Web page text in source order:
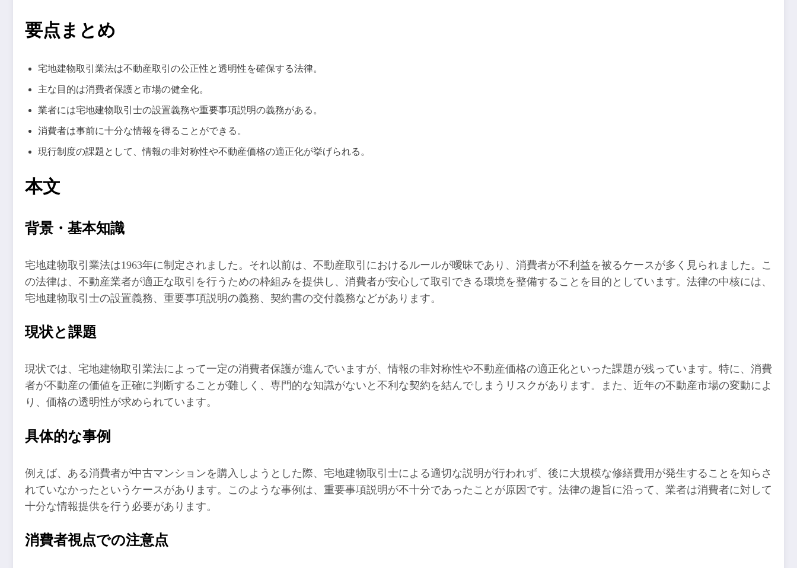
要点まとめ
宅地建物取引業法は不動産取引の公正性と透明性を確保する法律。
主な目的は消費者保護と市場の健全化。
業者には宅地建物取引士の設置義務や重要事項説明の義務がある。
消費者は事前に十分な情報を得ることができる。
現行制度の課題として、情報の非対称性や不動産価格の適正化が挙げられる。
本文
背景・基本知識
宅地建物取引業法は1963年に制定されました。それ以前は、不動産取引におけるルールが曖昧であり、消費者が不利益を被るケースが多く見られました。こ
の法律は、不動産業者が適正な取引を行うための枠組みを提供し、消費者が安心して取引できる環境を整備することを目的としています。法律の中核には、
宅地建物取引士の設置義務、重要事項説明の義務、契約書の交付義務などがあります。
現状と課題
現状では、宅地建物取引業法によって一定の消費者保護が進んでいますが、情報の非対称性や不動産価格の適正化といった課題が残っています。特に、消費
者が不動産の価値を正確に判断することが難しく、専門的な知識がないと不利な契約を結んでしまうリスクがあります。また、近年の不動産市場の変動によ
り、価格の透明性が求められています。
具体的な事例
例えば、ある消費者が中古マンションを購入しようとした際、宅地建物取引士による適切な説明が行われず、後に大規模な修繕費用が発生することを知らさ
れていなかったというケースがあります。このような事例は、重要事項説明が不十分であったことが原因です。法律の趣旨に沿って、業者は消費者に対して
十分な情報提供を行う必要があります。
消費者視点での注意点